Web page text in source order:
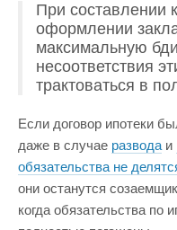
При составлении
оформлении
максимальную
несоответствия
трактоваться в
Если договор ипотеки
даже в случае развода и
обязательства не
они останутся
когда обязательства по